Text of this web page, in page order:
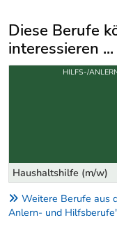
Diese Berufe
interessieren ...
Uber weitere
Haushaltshilfe (m/w)
HILFS-/
Weitere Berufe aus
Anlern- und